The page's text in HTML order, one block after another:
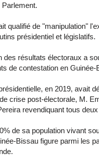
Parlement.
qualifié de "manipulation"
présidentiel et législatifs.
des résultats électoraux a
de contestation en Guinée-
en 2019, avait
crise post-électorale, M.
revendiquant tous
de sa population vivant
Bissau figure parmi les